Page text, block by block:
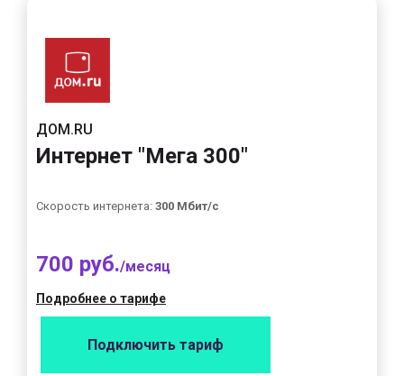
ДОМ.RU
Интернет "Мега 300"
Скорость интернета: 300 Мбит/с
700 руб./месяц
Подробнее о тарифе
Подключить тариф